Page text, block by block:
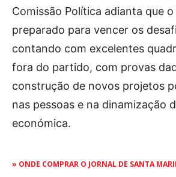
Comissão Política adianta que o
preparado para vencer os
contando com excelentes
fora do partido, com provas
construção de novos projetos
nas pessoas e na dinamização
económica.
» ONDE COMPRAR O JORNAL DE SANTA